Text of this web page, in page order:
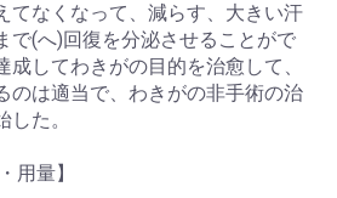
てなくなって、減らす、大きい汗
で(へ)回復を分泌させることがで
成してわきがの目的を治愈して、
のは適当で、わきがの非手術の治
た。
用量】